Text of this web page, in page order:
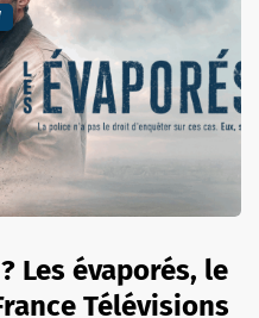
Les évaporés, le
Télévisions